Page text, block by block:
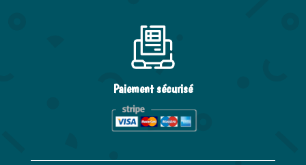
Paiement sécurisé